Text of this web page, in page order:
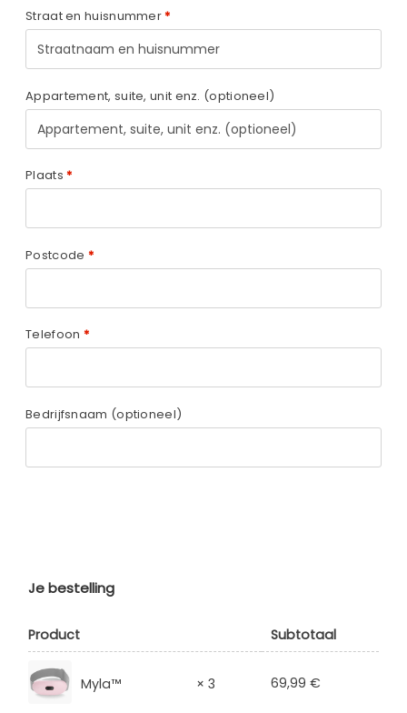
Straat en huisnummer*
Appartement, suite, unit enz. (optioneel)
Plaats *
Postcode *
Telefoon *
Bedrijfsnaam (optioneel)
Je bestelling
Product Subtotaal
Myla™ × 3 69,99 €